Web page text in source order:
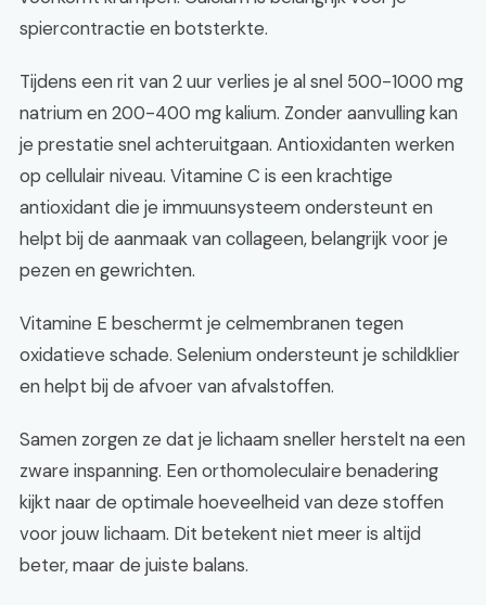
spiercontractie en botsterkte.
Tijdens een rit van 2 uur verlies je al snel 500-1000 mg
natrium en 200-400 mg kalium. Zonder aanvulling kan
je prestatie snel achteruitgaan. Antioxidanten werken
op cellulair niveau. Vitamine C is een krachtige
antioxidant die je immuunsysteem ondersteunt en
helpt bij de aanmaak van collageen, belangrijk voor je
pezen en gewrichten.
Vitamine E beschermt je celmembranen tegen
oxidatieve schade. Selenium ondersteunt je schildklier
en helpt bij de afvoer van afvalstoffen.
Samen zorgen ze dat je lichaam sneller herstelt na een
zware inspanning. Een orthomoleculaire benadering
kijkt naar de optimale hoeveelheid van deze stoffen
voor jouw lichaam. Dit betekent niet meer is altijd
beter, maar de juiste balans.